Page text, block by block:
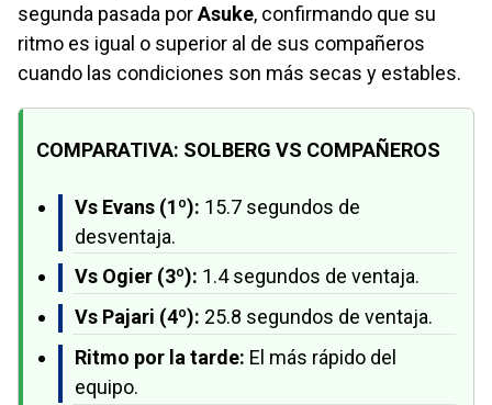
segunda pasada porAsuke, confirmando que su
ritmo es igual o superior al de sus compañeros
cuando las condiciones son más secas y estables.
COMPARATIVA: SOLBERG VS COMPAÑEROS
Vs Evans (1º): 15.7 segundos de
desventaja.
Vs Ogier (3º): 1.4 segundos de ventaja.
Vs Pajari (4º): 25.8 segundos de ventaja.
Ritmo por la tarde: El más rápido del
equipo.